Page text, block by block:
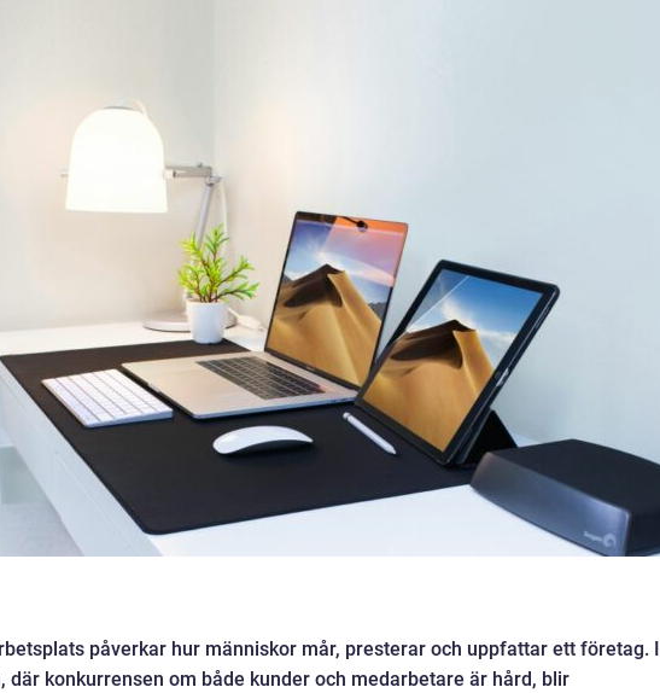
påverkar hur människor mår, presterar och uppfattar ett företag. I
där konkurrensen om både kunder och medarbetare är hård, blir